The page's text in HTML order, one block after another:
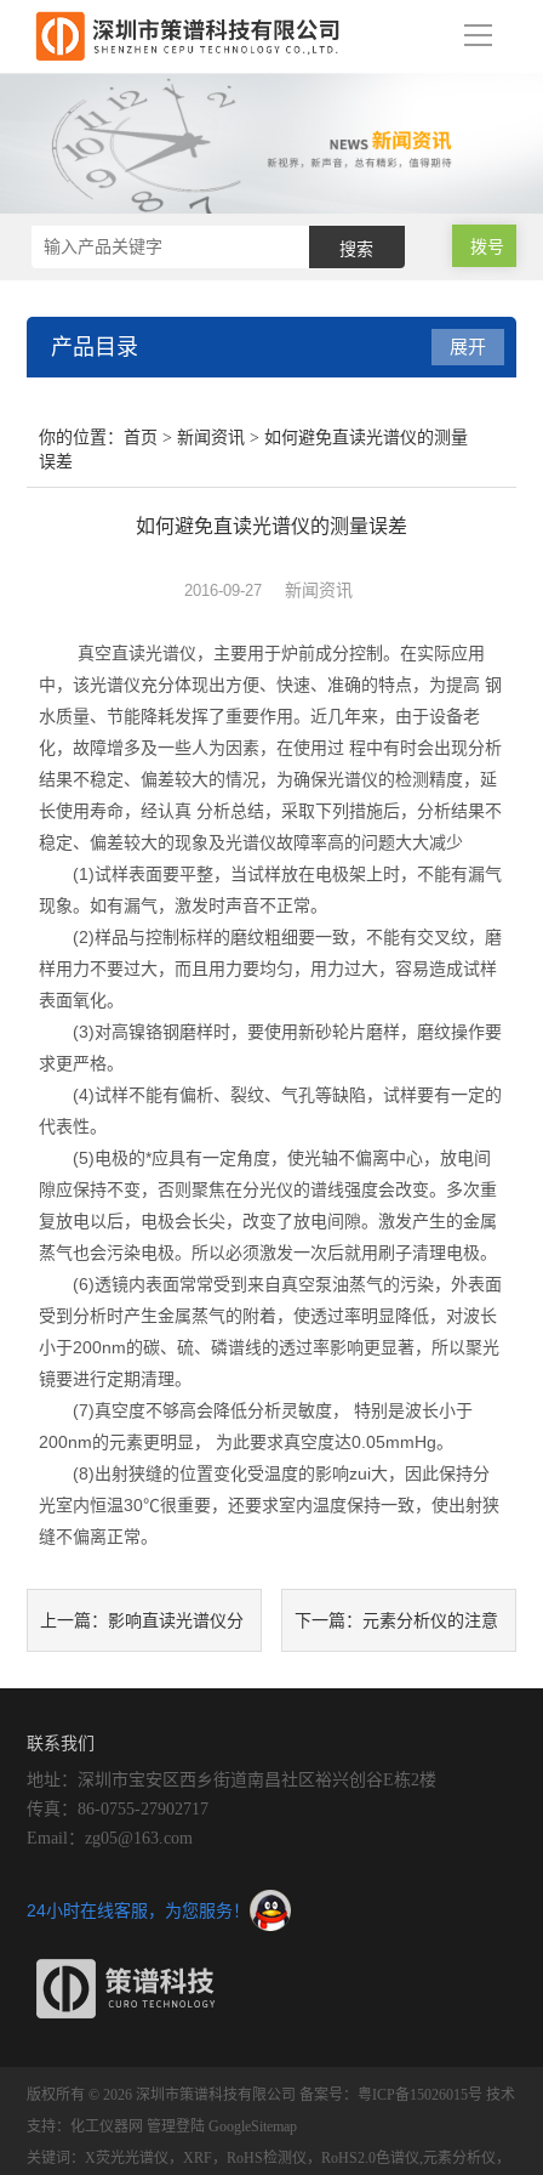
导
拨号
产品目录
RoHS仪器
RoHS仪器维修
硅油涂布量测厚仪
XRF分析仪
X荧光光谱仪
RoHS检测仪
重金属检测仪
邻苯检测仪
元素分析仪
镀层厚度分析仪
展开
你的位置：首页 >新闻资讯 > 如何避免直读光谱仪的测量
误差
如何避免直读光谱仪的测量误差
2016-09-27 新闻资讯
真空直读光谱仪，主要用于炉前成分控制。在实际应用
中，该光谱仪充分体现出方便、快速、准确的特点，为提高 钢
水质量、节能降耗发挥了重要作用。近几年来，由于设备老
化，故障增多及一些人为因素，在使用过 程中有时会出现分析
结果不稳定、偏差较大的情况，为确保光谱仪的检测精度，延
长使用寿命，经认真 分析总结，采取下列措施后，分析结果不
稳定、偏差较大的现象及光谱仪故障率高的问题大大减少
(1)试样表面要平整，当试样放在电极架上时，不能有漏气
现象。如有漏气，激发时声音不正常。
(2)样品与控制标样的磨纹粗细要一致，不能有交叉纹，磨
样用力不要过大，而且用力要均匀，用力过大，容易造成试样
表面氧化。
(3)对高镍铬钢磨样时，要使用新砂轮片磨样，磨纹操作要
求更严格。
(4)试样不能有偏析、裂纹、气孔等缺陷，试样要有一定的
代表性。
(5)电极的*应具有一定角度，使光轴不偏离中心，放电间
隙应保持不变，否则聚焦在分光仪的谱线强度会改变。多次重
复放电以后，电极会长尖，改变了放电间隙。激发产生的金属
蒸气也会污染电极。所以必须激发一次后就用刷子清理电极。
(6)透镜内表面常常受到来自真空泵油蒸气的污染，外表面
受到分析时产生金属蒸气的附着，使透过率明显降低，对波长
小于200nm的碳、硫、磷谱线的透过率影响更显著，所以聚光
镜要进行定期清理。
(7)真空度不够高会降低分析灵敏度， 特别是波长小于
200nm的元素更明显， 为此要求真空度达0.05mmHg。
(8)出射狭缝的位置变化受温度的影响zui大，因此保持分
光室内恒温30℃很重要，还要求室内温度保持一致，使出射狭
缝不偏离正常。
上一篇： 影响直读光谱仪分 下一篇： 元素分析仪的注意
联系我们
地址：深圳市宝安区西乡街道南昌社区裕兴创谷E栋2楼
传真：86-0755-27902717
Email：zg05@163.com
24小时在线客服，为您服务！
版权所有 © 2026 深圳市策谱科技有限公司 备案号：粤ICP备15026015号 技术
支持： 化工仪器网 管理登陆 GoogleSitemap
关键词：X荧光光谱仪，XRF，RoHS检测仪，RoHS2.0色谱仪,元素分析仪，